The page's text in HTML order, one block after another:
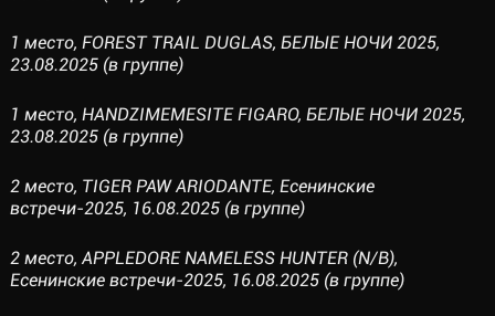
1 место, FOREST TRAIL DUGLAS, БЕЛЫЕ НОЧИ 2025,
23.08.2025 (в группе)
1 место, HANDZIMEMESITE FIGARO, БЕЛЫЕ НОЧИ 2025,
23.08.2025 (в группе)
2 место, TIGER PAW ARIODANTE, Есенинские
встречи-2025, 16.08.2025 (в группе)
2 место, АРРLEDORE NAMELESS HUNTER (N/B),
Есенинские встречи-2025, 16.08.2025 (в группе)